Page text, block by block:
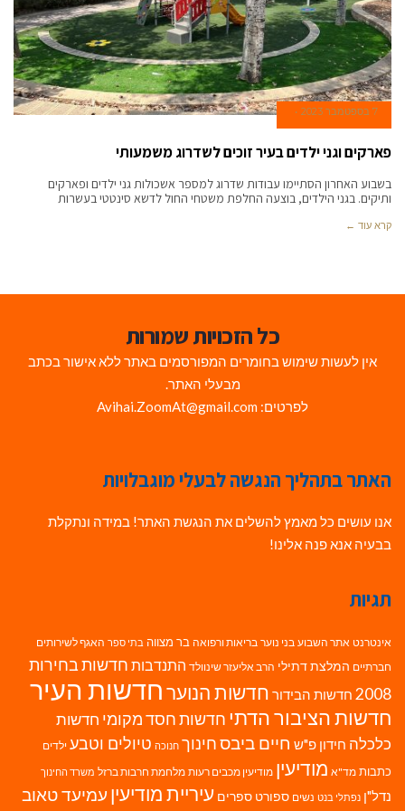
7 בספטמבר 2023
פארקים וגני ילדים בעיר זוכים לשדרוג משמעותי
בשבוע האחרון הסתיימו עבודות שדרוג למספר אשכולות גני ילדים ופארקים
ותיקים. בגני הילדים, בוצעה החלפת משטחי החול לדשא סינטטי בעשרות
קרא עוד ←
כל הזכויות שמורות
אין לעשות שימוש בחומרים המפורסמים באתר ללא אישור בכתב
מבעלי האתר.
לפרטים: Avihai.ZoomAt@gmail.com
האתר בתהליך הנגשה לבעלי מוגבלויות
אנו עושים כל מאמץ להשלים את הנגשת האתר! במידה ונתקלת
בבעיה אנא פנה אלינו!
תגיות
אינטרנט אתר השבוע בני נוער בריאות ורפואה בר מצווה בתי ספר האגף לשירותים
חברתיים המלצת דתילי הרב אליעזר שינוולד התנדבות חדשות בחירות
2008 חדשות הבידור חדשות הנוערחדשות העיר
חדשות הציבור הדתי חדשות חסד מקומי חדשות
כלכלה חידון פ"ש חיים ביבסחינוך חנוכה טיולים וטבע ילדים
כתבות מד"א מודיעין מודיעין מכבים רעות מלחמת חרבות ברזל משרד החינוך
נדל"ן נפתלי בנט נשים ספורט ספרים עיריית מודיעין עמיעד טאוב